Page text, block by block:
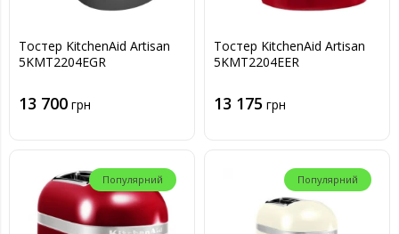
Тостер KitchenAid Artisan
5KMT2204EGR
13 700 грн
Тостер KitchenAid Artisan
5KMT2204EER
13 175 грн
Популярний Популярний